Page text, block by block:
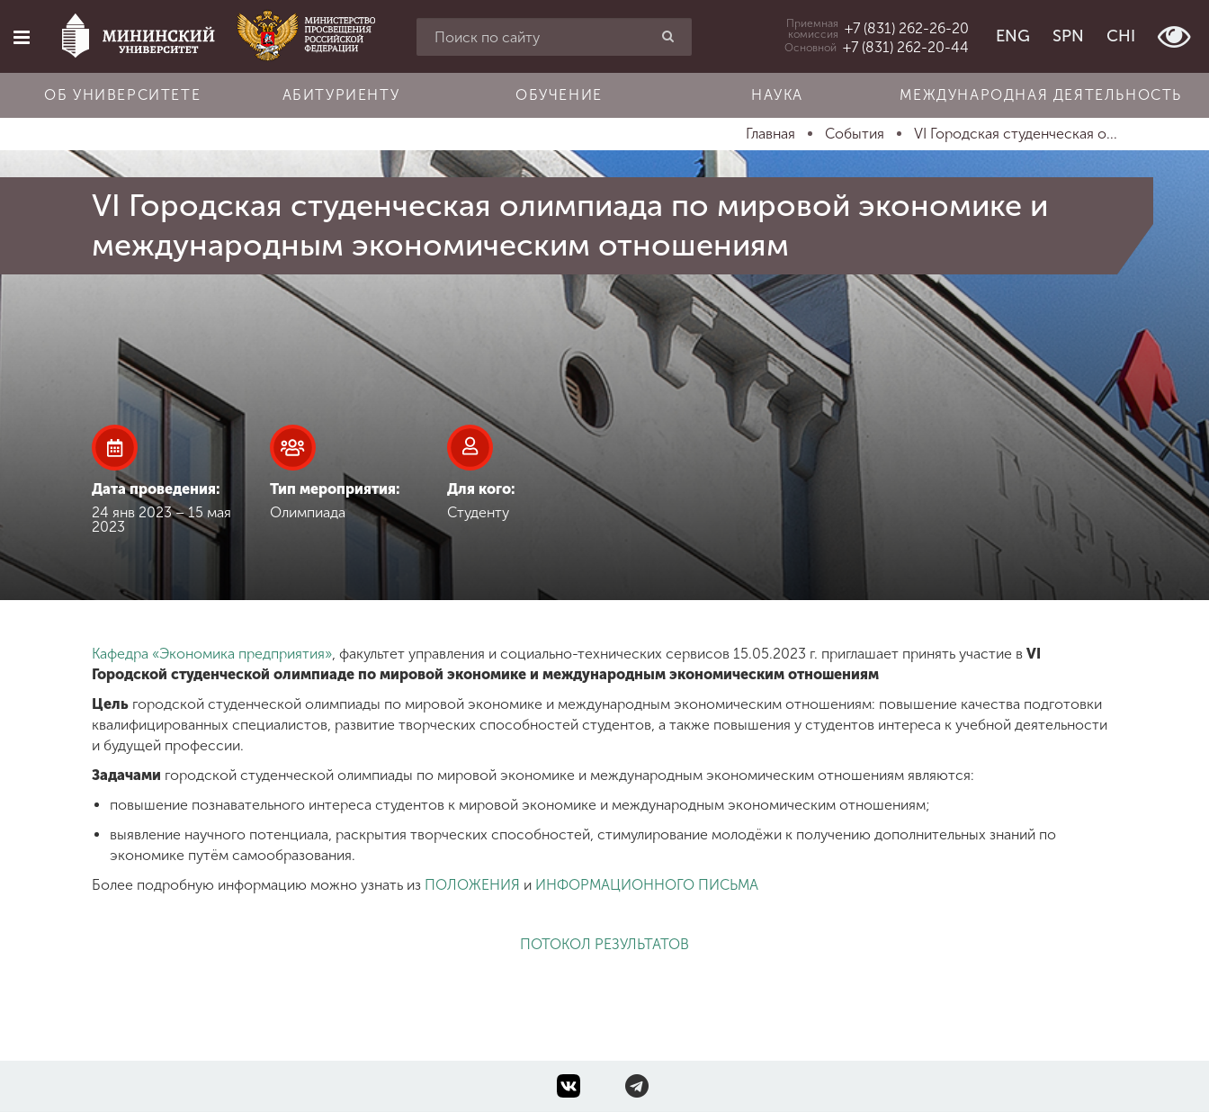
Главная
Об университете
Международная
деятельность
Другие виды
деятельности
Студенческая
жизнь
Сведения об
образовательной
организации
Приемная
комиссия
Приемная
комиссия +7 (831) 262-26-20
Основной +7 (831) 262-20-44
ENG SPN CHI
ОБ УНИВЕРСИТЕТЕ АБИТУРИЕНТУ ОБУЧЕНИЕ НАУКА МЕЖДУНАРОДНАЯ ДЕЯТЕЛЬНОСТЬ
Главная События VI Городская студенческая о...
VI Городская студенческая олимпиада по мировой экономике и
международным экономическим отношениям
Дата проведения:
24 янв 2023 – 15 мая
2023
Тип мероприятия:
Олимпиада
Для кого:
Студенту
Кафедра «Экономика предприятия», факультет управления и социально-технических сервисов 15.05.2023 г. приглашает принять участие в VI
Городской студенческой олимпиаде по мировой экономике и международным экономическим отношениям
Цель городской студенческой олимпиады по мировой экономике и международным экономическим отношениям: повышение качества подготовки
квалифицированных специалистов, развитие творческих способностей студентов, а также повышения у студентов интереса к учебной деятельности
и будущей профессии.
Задачами городской студенческой олимпиады по мировой экономике и международным экономическим отношениям являются:
повышение познавательного интереса студентов к мировой экономике и международным экономическим отношениям;
выявление научного потенциала, раскрытия творческих способностей, стимулирование молодёжи к получению дополнительных знаний по
экономике путём самообразования.
Более подробную информацию можно узнать из ПОЛОЖЕНИЯ и ИНФОРМАЦИОННОГО ПИСЬМА
ПОТОКОЛ РЕЗУЛЬТАТОВ